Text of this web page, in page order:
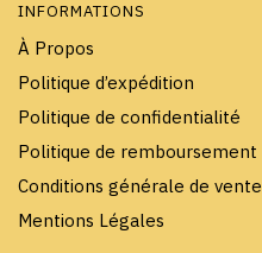
INFORMATIONS
À Propos
Politique d’expédition
Politique de confidentialité
Politique de remboursement
Conditions générale de vente
Mentions Légales